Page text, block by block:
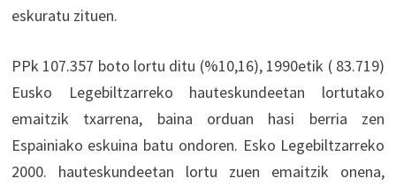
eskuratu zituen.
PPk 107.357 boto lortu ditu (%10,16), 1990etik ( 83.719)
Eusko Legebiltzarreko hauteskundeetan lortutako
emaitzik txarrena, baina orduan hasi berria zen
Espainiako eskuina batu ondoren. Esko Legebiltzarreko
2000. hauteskundeetan lortu zuen emaitzik onena,